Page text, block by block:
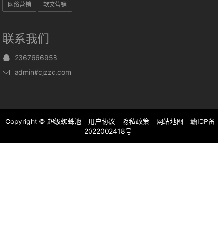
网络营销 软文营销
联系我们
2367666958
admin#cjzzc.com
Copyright © 超级蜘蛛池 用户协议 隐私政策 网站地图
赣ICP备
2022002418号